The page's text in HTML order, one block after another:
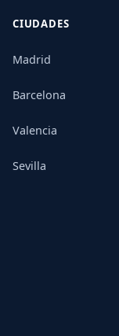
CIUDADES
Madrid
Barcelona
Valencia
Sevilla